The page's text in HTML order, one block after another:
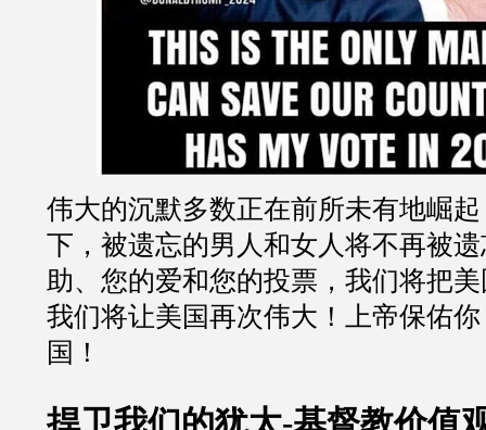
伟大的沉默多数正在前所未有地崛
下，被遗忘的男人和女人将不再被
助、您的爱和您的投票，我们将把
我们将让美国再次伟大！上帝保佑
国！
捍卫我们的犹太-基督教价值